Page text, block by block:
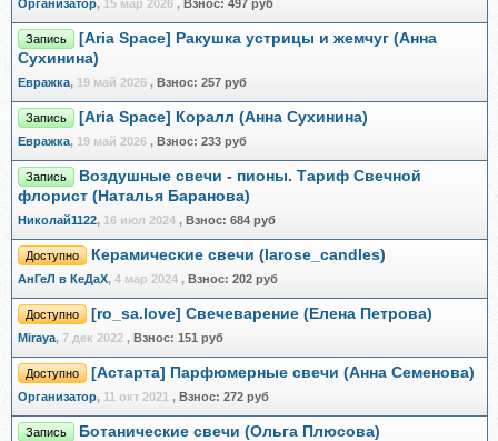
Организатор, 15 мар 2026 , Взнос: 497 руб
Запись
[Aria Space] Ракушка устрицы и жемчуг (Анна
Сухинина)
Евражкa, 19 май 2026 , Взнос: 257 руб
Запись [Aria Space] Коралл (Анна Сухинина)
Евражкa, 19 май 2026 , Взнос: 233 руб
Запись
Воздушные свечи - пионы. Тариф Свечной
флорист (Наталья Баранова)
Николай1122, 16 июл 2024 , Взнос: 684 руб
Доступно Керамические свечи (larose_candles)
АнГеЛ в КеДаХ, 4 мар 2024 , Взнос: 202 руб
Доступно [ro_sa.love] Свечеварение (Елена Петрова)
Miraya, 7 дек 2022 , Взнос: 151 руб
Доступно [Астарта] Парфюмерные свечи (Анна Семенова)
Организатор, 11 окт 2021 , Взнос: 272 руб
Запись Ботанические свечи (Ольга Плюсова)